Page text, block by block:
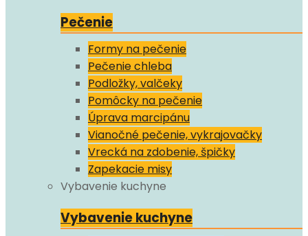
Pečenie
Formy na pečenie
Pečenie chleba
Podložky, valčeky
Pomôcky na pečenie
Úprava marcipánu
Vianočné pečenie, vykrajovačky
Vrecká na zdobenie, špičky
Zapekacie misy
Vybavenie kuchyne
Vybavenie kuchyne